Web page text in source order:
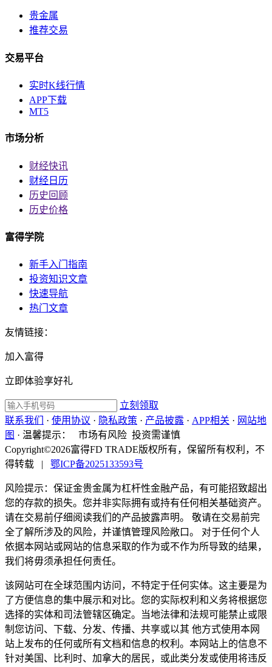
贵金属
推荐交易
交易平台
实时K线行情
APP下载
MT5
市场分析
财经快讯
财经日历
历史回顾
历史价格
富得学院
新手入门指南
投资知识文章
快速导航
热门文章
友情链接：
加入富得
立即体验享好礼
立刻领取
联系我们
· 使用协议 · 隐私政策 · 产品披露 · APP相关 · 网站地
图 · 温馨提示：
市场有风险 投资需谨慎
Copyright©2026富得FD TRADE版权所有，保留所有权利，不
得转载
| 鄂ICP备2025133593号
风险提示：保证金贵金属为杠杆性金融产品，有可能招致超出
您的存款的损失。您并非实际拥有或持有任何相关基础资产。
请在交易前仔细阅读我们的产品披露声明。 敬请在交易前完
全了解所涉及的风险，并谨慎管理风险敞口。 对于任何个人
依据本网站或网站的信息采取的作为或不作为所导致的结果，
我们将毋须承担任何责任。
该网站可在全球范围内访问，不特定于任何实体。这主要是为
了方便信息的集中展示和对比。您的实际权利和义务将根据您
选择的实体和司法管辖区确定。当地法律和法规可能禁止或限
制您访问、下载、分发、传播、共享或以其 他方式使用本网
站上发布的任何或所有文档和信息的权利。本网站上的信息不
针对美国、比利时、加拿大的居民，或此类分发或使用将违反